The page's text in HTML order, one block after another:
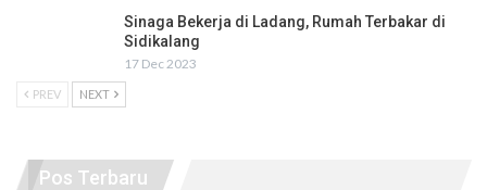
Sinaga Bekerja di Ladang, Rumah Terbakar di
Sidikalang
17 Dec 2023
PREV NEXT
Pos Terbaru